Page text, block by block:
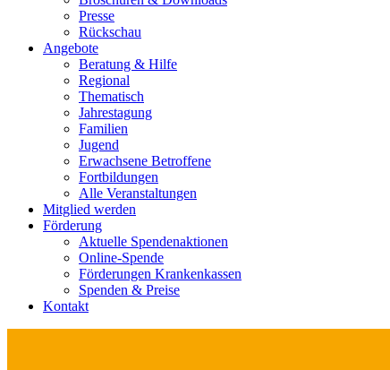
Presse
Rückschau
Angebote
Beratung & Hilfe
Regional
Thematisch
Jahrestagung
Familien
Jugend
Erwachsene Betroffene
Fortbildungen
Alle Veranstaltungen
Mitglied werden
Förderung
Aktuelle Spendenaktionen
Online-Spende
Förderungen Krankenkassen
Spenden & Preise
Kontakt